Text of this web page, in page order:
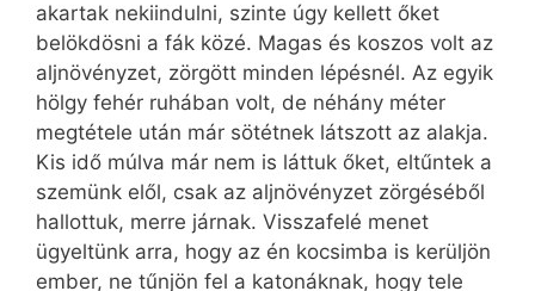
akartak nekiindulni, szinte úgy kellett őket
belökdösni a fák közé. Magas és koszos volt az
aljnövényzet, zörgött minden lépésnél. Az egyik
hölgy fehér ruhában volt, de néhány méter
megtétele után már sötétnek látszott az alakja.
Kis idő múlva már nem is láttuk őket, eltűntek a
szemünk elől, csak az aljnövényzet zörgéséből
hallottuk, merre járnak. Visszafelé menet
ügyeltünk arra, hogy az én kocsimba is kerüljön
ember, ne tűnjön fel a katonáknak, hogy tele